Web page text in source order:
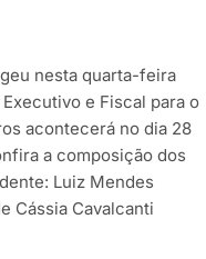
nesta quarta-feira
e Fiscal para o
acontecerá no dia 28
a composição dos
Luiz Mendes
Cássia Cavalcanti